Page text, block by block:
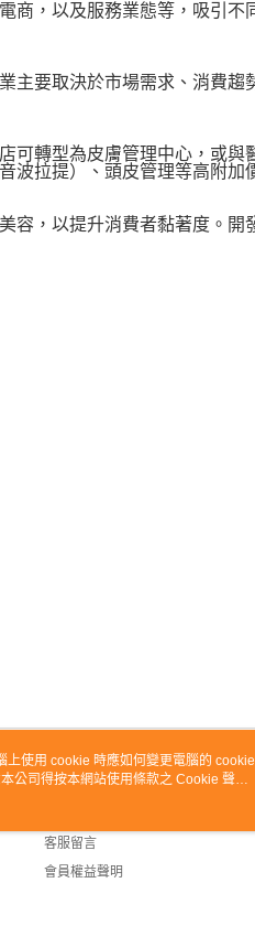
，以及服務業態等，吸引不
要取決於市場需求、消費趨
轉型為皮膚管理中心，或與
波拉提）、頭皮管理等高附加
，以提升消費者黏著度。開
客服資訊
客服留言
會員權益聲明
使用 cookie 時應如何變更電腦的 cookie
公司得按本網站使用條款之 Cookie 聲明